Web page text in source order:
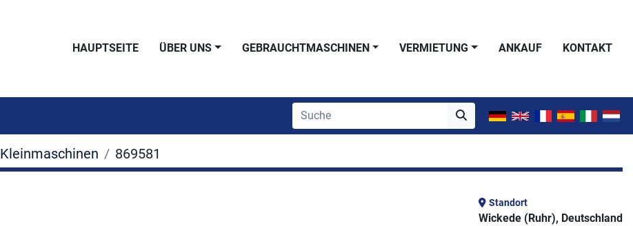
HAUPTSEITE ÜBER UNS GEBRAUCHTMASCHINEN VERMIETUNG ANKAUF KONTAKT
Kleinmaschinen 869581
Standort
Wickede (Ruhr), Deutschland